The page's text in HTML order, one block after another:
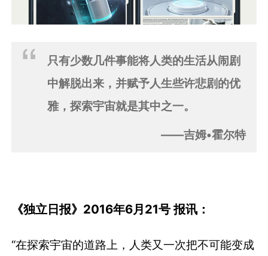
只有少数几件事能将人类的生活从闹剧
中解脱出来，并赋予人生些许悲剧的优
雅，探索宇宙就是其中之一。
——吉姆•霍尔特
《独立日报》2016年6月21号 报讯：
“在探索宇宙的道路上，人类又一次把不可能变成